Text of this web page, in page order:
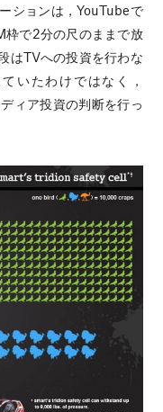
ションは，YouTubeで
で2分の尺のままで放
はTVへの投資を行わな
いたわけではなく，
ィア投資の判断を行っ